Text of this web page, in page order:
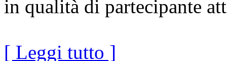
in qualità di partecipante
[ Leggi tutto ]